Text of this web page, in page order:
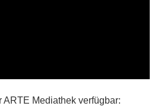
ARTE Mediathek verfügbar: